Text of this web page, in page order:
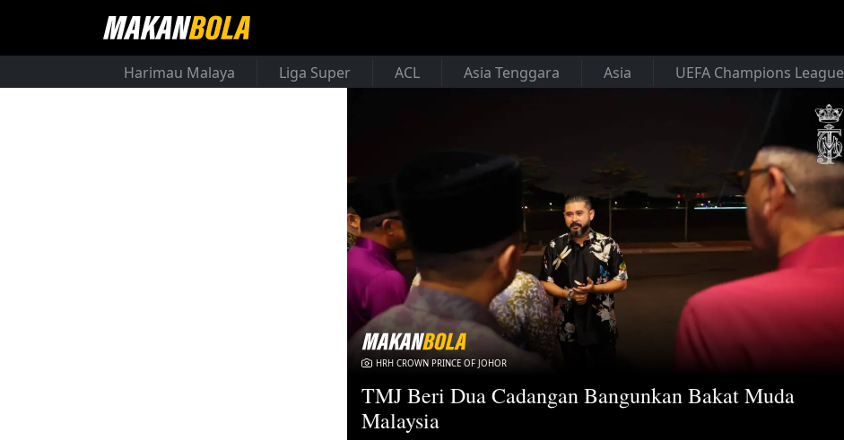
Harimau Malaya Liga Super ACL Asia Tenggara Asia UEFA Champions League
HRH CROWN PRINCE OF JOHOR
TMJ Beri Dua Cadangan Bangunkan Bakat Muda
Malaysia